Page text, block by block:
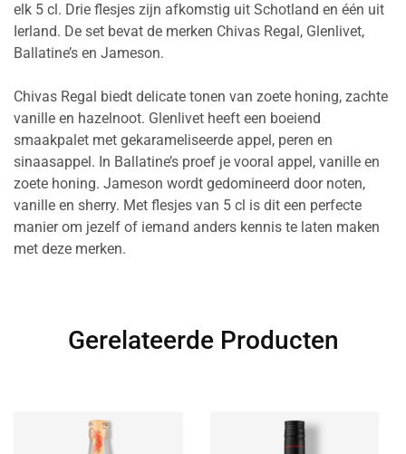
elk 5 cl. Drie flesjes zijn afkomstig uit Schotland en één uit
Ierland. De set bevat de merken Chivas Regal, Glenlivet,
Ballatine’s en Jameson.
Chivas Regal biedt delicate tonen van zoete honing, zachte
vanille en hazelnoot. Glenlivet heeft een boeiend
smaakpalet met gekarameliseerde appel, peren en
sinaasappel. In Ballatine’s proef je vooral appel, vanille en
zoete honing. Jameson wordt gedomineerd door noten,
vanille en sherry. Met flesjes van 5 cl is dit een perfecte
manier om jezelf of iemand anders kennis te laten maken
met deze merken.
Gerelateerde Producten